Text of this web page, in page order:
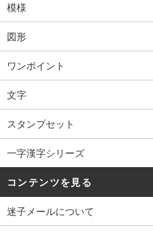
模様
図形
ワンポイント
文字
スタンプセット
一字漢字シリーズ
コンテンツを見る
迷子メールについて